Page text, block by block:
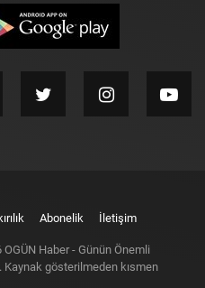
Abonelik İletişim
OGÜN Haber - Günün Önemli
. Kaynak gösterilmeden kısmen